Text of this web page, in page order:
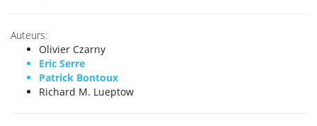
Auteurs:
Olivier Czarny
Eric Serre
Patrick Bontoux
Richard M. Lueptow